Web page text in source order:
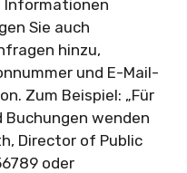
Informationen
Sie auch
hinzu,
und E-Mail-
Zum Beispiel: „Für
wenden
Director of Public
oder